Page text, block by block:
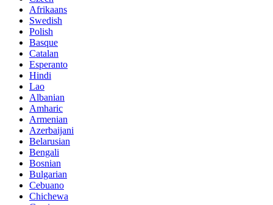
Afrikaans
Swedish
Polish
Basque
Catalan
Esperanto
Hindi
Lao
Albanian
Amharic
Armenian
Azerbaijani
Belarusian
Bengali
Bosnian
Bulgarian
Cebuano
Chichewa